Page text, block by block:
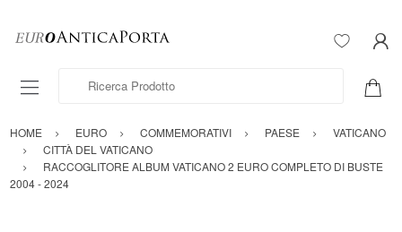
Ricerca Prodotto
HOME EURO COMMEMORATIVI PAESE
VATICANO
CITTÀ DEL VATICANO
RACCOGLITORE ALBUM VATICANO 2 EURO COMPLETO DI BUSTE
2004 - 2024